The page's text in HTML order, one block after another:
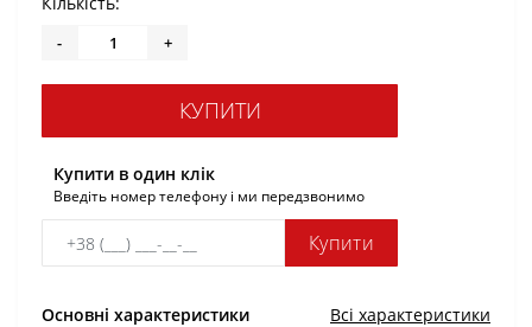
Основні характеристики Всі характеристики
- +
КУПИТИ
Купити в один клік
Введіть номер телефону і ми передзвонимо
Купити